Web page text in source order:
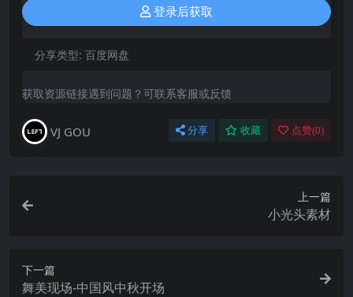
登录后获取
分享类型: 百度网盘
获取资源链接遇到问题？可联系客服或反馈
VJ GOU 分享 收藏 点赞(0)
上一篇
小光头素材
下一篇
舞美现场-中国风中秋开场